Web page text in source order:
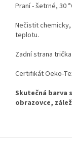
Praní - šetrné, 30
Nečistit
teplotu.
Zadní strana
Certifikát Oeko-
Skutečná barva
obrazovce,